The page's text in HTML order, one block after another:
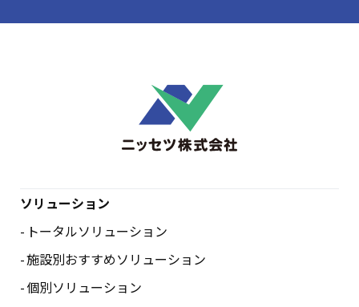
ソリューション
トータルソリューション
施設別おすすめソリューション
個別ソリューション